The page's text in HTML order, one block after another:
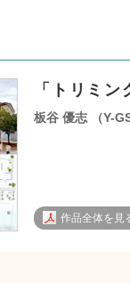
「トリミ
板谷 優志 （Y-
作品全体を見